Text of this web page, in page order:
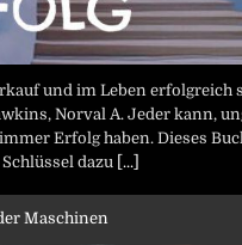
und im Leben erfolgreich
Norval A. Jeder kann,
Erfolg haben. Dieses
dazu [...]
Maschinen